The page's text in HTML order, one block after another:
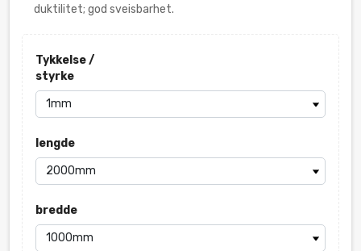
duktilitet; god sveisbarhet.
Tykkelse /
styrke
lengde
bredde